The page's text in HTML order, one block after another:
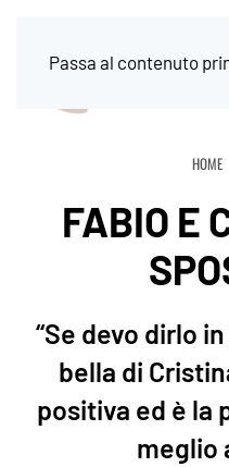
Passa al contenuto
HOME
FABIO E
“Se devo dirlo
bella di
positiva ed è la
meglio